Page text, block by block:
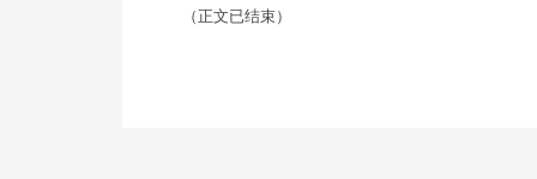
（正文已结束）